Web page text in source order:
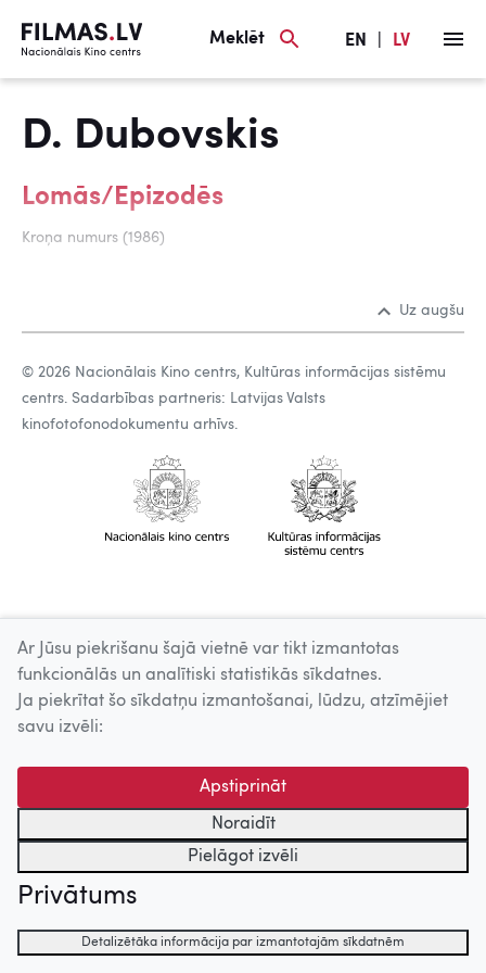
Meklēt EN LV
D. Dubovskis
Lomās/Epizodēs
Kroņa numurs (1986)
Uz augšu
© 2026 Nacionālais Kino centrs, Kultūras informācijas sistēmu
centrs. Sadarbības partneris: Latvijas Valsts
kinofotofonodokumentu arhīvs.
Ar Jūsu piekrišanu šajā vietnē var tikt izmantotas
funkcionālās un analītiski statistikās sīkdatnes.
Ja piekrītat šo sīkdatņu izmantošanai, lūdzu, atzīmējiet
savu izvēli:
Apstiprināt
Noraidīt
Pielāgot izvēli
Privātums
Detalizētāka informācija par izmantotajām sīkdatnēm